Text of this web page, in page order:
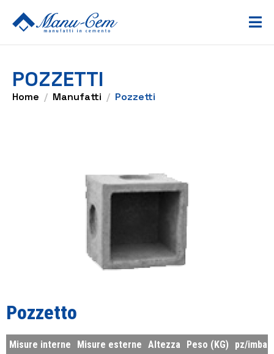
POZZETTI
Home Manufatti Pozzetti
Pozzetto
Misure interne Misure esterne Altezza Peso (KG) pz/